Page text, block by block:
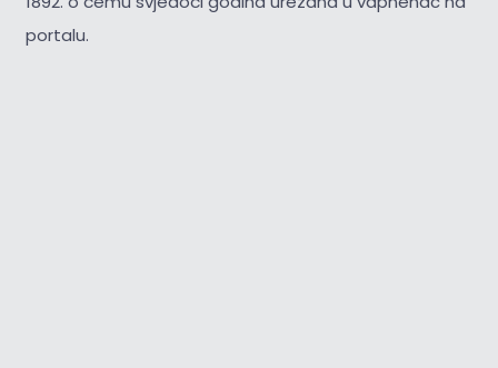
portalu.